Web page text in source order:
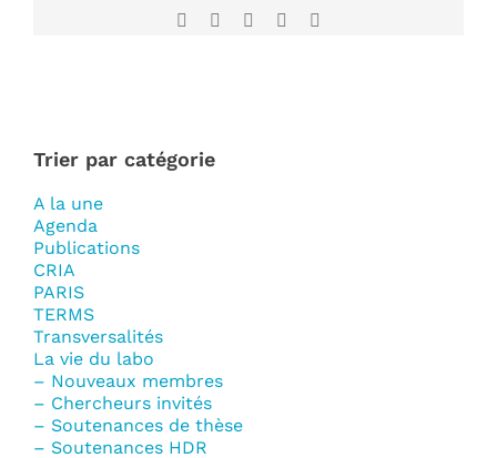
Facebook LinkedInWhatsApp
Trier par catégorie
A la une
Agenda
Publications
CRIA
PARIS
TERMS
Transversalités
La vie du labo
– Nouveaux membres
– Chercheurs invités
– Soutenances de thèse
– Soutenances HDR